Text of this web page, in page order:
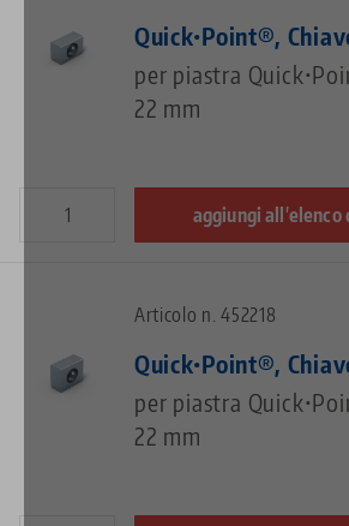
Quick•Point®,
per piastra
22 mm
aggiungi all'elenco
Articolo n. 452218
Quick•Point®,
per piastra
22 mm